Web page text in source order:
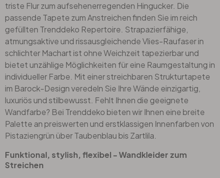
triste Flur zum aufsehenerregenden Hingucker. Die
passende Tapete zum Anstreichen finden Sie im reich
gefüllten Trenddeko Repertoire. Strapazierfähige,
atmungsaktive und rissausgleichende Vlies-Raufaser in
schlichter Machart ist ohne Weichzeit tapezierbar und
bietet unzählige Möglichkeiten für eine Raumgestaltung in
individueller Farbe. Mit einer streichbaren Strukturtapete
im Barock-Design veredeln Sie Ihre Wände einzigartig,
luxuriös und stilbewusst. Fehlt Ihnen die geeignete
Wandfarbe? Bei Trenddeko bieten wir Ihnen eine breite
Palette an preiswerten und erstklassigen Innenfarben von
Pistaziengrün über Taubenblau bis Zartlila.
Funktional, stylish, flexibel - Wandkleider zum
Streichen